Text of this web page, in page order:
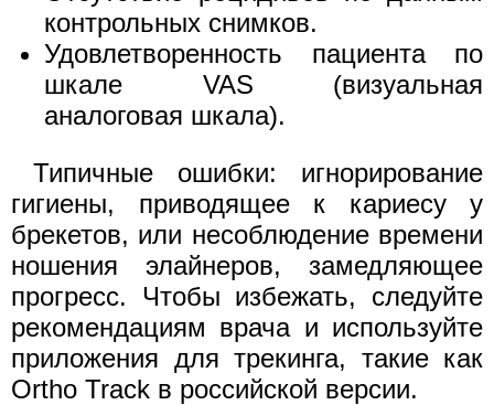
контрольных снимков.
Удовлетворенность пациента по
шкале VAS (визуальная
аналоговая шкала).
Типичные ошибки: игнорирование
гигиены, приводящее к кариесу у
брекетов, или несоблюдение времени
ношения элайнеров, замедляющее
прогресс. Чтобы избежать, следуйте
рекомендациям врача и используйте
приложения для трекинга, такие как
Ortho Track в российской версии.